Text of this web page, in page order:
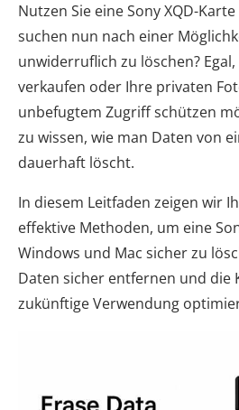
Nutzen Sie eine Sony XQD-
suchen nun nach einer
unwiderruflich zu löschen?
verkaufen oder Ihre privaten
unbefugtem Zugriff schützen
zu wissen, wie man Daten von
dauerhaft löscht.
In diesem Leitfaden zeigen wir
effektive Methoden, um eine
Windows und Mac sicher zu
Daten sicher entfernen und die
zukünftige Verwendung